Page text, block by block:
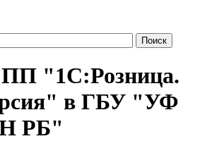
ПП "1С:Розница.
в ГБУ "УФ
РБ"